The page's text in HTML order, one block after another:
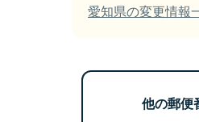
愛知県の変更情報
他の郵便